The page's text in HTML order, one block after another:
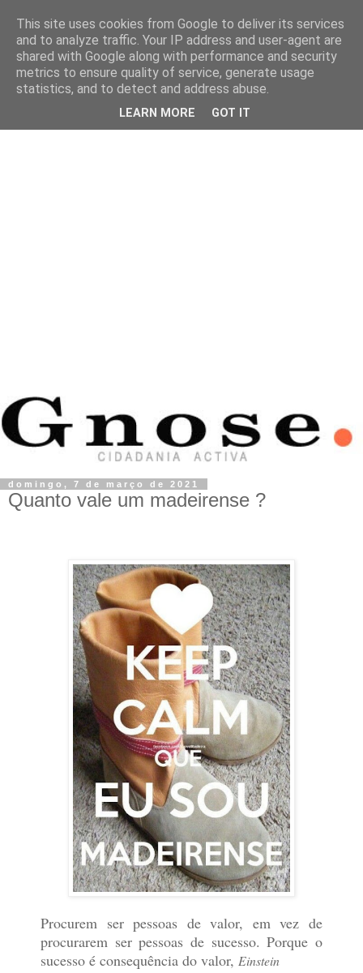
domingo, 7 de março de 2021
Quanto vale um madeirense ?
Procurem ser pessoas de valor, em vez de
procurarem ser pessoas de sucesso. Porque o
sucesso é consequência do valor, Einstein
This site uses cookies from Google to deliver its services
and to analyze traffic. Your IP address and user-agent are
shared with Google along with performance and security
metrics to ensure quality of service, generate usage
statistics, and to detect and address abuse.
LEARN MORE GOT IT